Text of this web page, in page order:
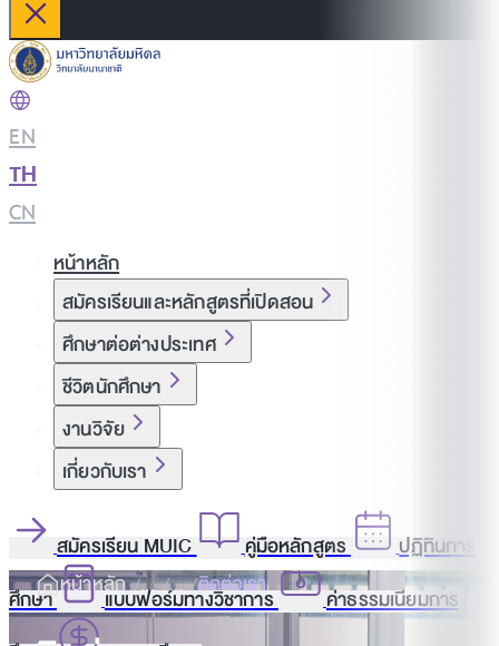
EN
TH
CN
หน้าหลัก
สมัครเรียนและหลักสูตรที่เปิดสอน
ศึกษาต่อต่างประเทศ
ชีวิตนักศึกษา
งานวิจัย
เกี่ยวกับเรา
สมัครเรียน MUIC คู่มือหลักสูตร
ปฏิทินการ
ศึกษา
แบบฟอร์มทางวิชาการ
ค่าธรรมเนียมการ
หน้าหลัก ติดต่อเรา